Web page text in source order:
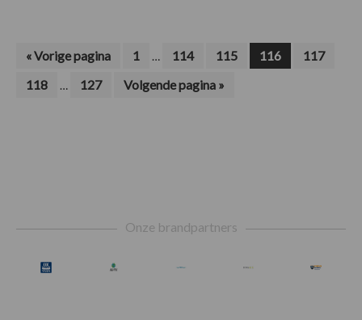
«Ga
Vorige pagina Pagina
1
Interim
zijn
… Pagina
114 Pagina
115 Pagina
116 Pagina
117
Pagina
118
Interim
… Pagina
127
Ga
naar
Volgende pagina »
Onze brandpartners